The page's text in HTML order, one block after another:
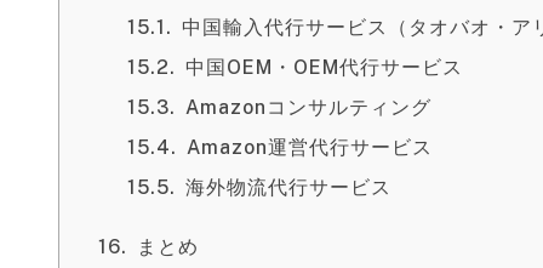
中国輸入代行サービス（タオバオ・ア
中国OEM・OEM代行サービス
Amazonコンサルティング
Amazon運営代行サービス
海外物流代行サービス
まとめ